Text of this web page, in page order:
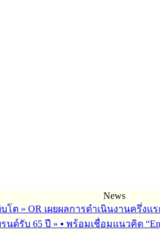
News
บโต » OR เผยผลการดำเนินงานครึ่งแ
นด์รับ 65 ปี » ▪︎ พร้อมเชื่อมแนวคิด